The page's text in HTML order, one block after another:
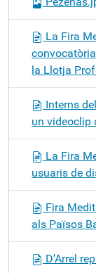
La Fira
la Llotja
Interns
un videoclip
La Fira
usuaris de
Fira
als Països
D’Arrel